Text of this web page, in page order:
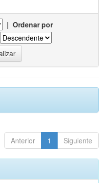
| Ordenar por
Anterior 1 Siguiente